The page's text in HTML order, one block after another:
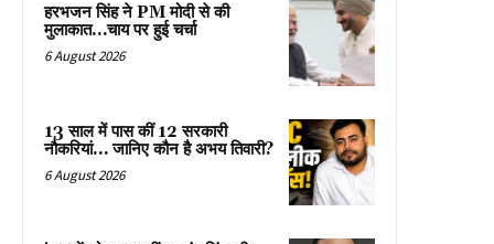
हरभजन सिंह ने PM मोदी से की
मुलाकात…चाय पर हुई चर्चा
6 August 2026
13 साल में पास कीं 12 सरकारी
नौकरियां… जान‍िए कौन है अभय तिवारी?
6 August 2026